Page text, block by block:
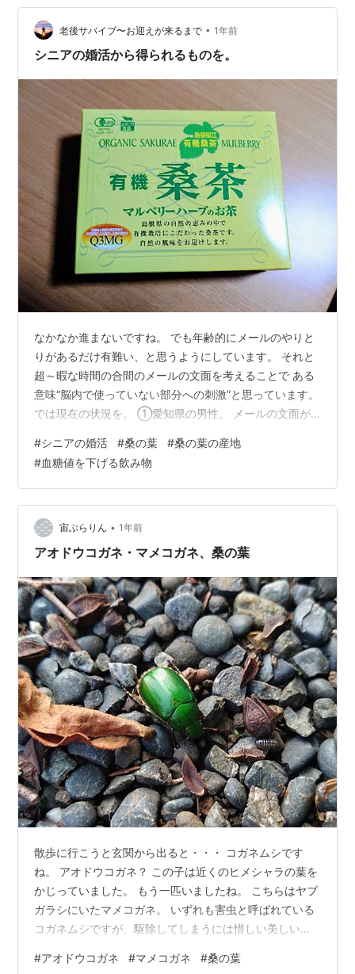
も 「美味しい」 「ゴクゴク飲める」 と高評価が続出し
ています。 ティーバッグタイプなので、お湯を注ぐだけ
で手軽に飲めるのも魅力。 ノ…
老後サバイブ〜お迎えが来るまで • 1年前
シニアの婚活から得られるものを。
なかなか進まないですね。 でも年齢的にメールのやりと
りがあるだけ有難い、と思うようにしています。 それと
超～暇な時間の合間のメールの文面を考えることで ある
意味“脳内で使っていない部分への刺激”と思っています。
では現在の状況を。 ①愛知県の男性。 メールの文面が
メールが来なくなりました。 奥手さんだったので、 「あ
なたのことが知りたい」として私のことを聞いてきませ
んでした。 とりあえずは少しずつ私からは話していたの
ですけれどね・・ 進まない。 やはり趣味や興味、好奇心
などないと見ている世界がいつも一定で同じことを繰り
返していたので、言葉が広が…
#シニアの婚活 #桑の葉 #桑の葉の産地
#血糖値を下げる飲み物
宙ぶらりん • 1年前
アオドウコガネ・マメコガネ、桑の葉
散歩に行こうと玄関から出ると・・・ コガネムシです
ね。 アオドウコガネ？ この子は近くのヒメシャラの葉を
かじっていました。 もう一匹いましたね。 こちらはヤブ
ガラシにいたマメコガネ。 いずれも害虫と呼ばれている
コガネムシですが、駆除してしまうには惜しい美しい甲
通にはえている桑の木。 葉の形は様々です。 今は養蚕も
#アオドウコガネ #マメコガネ #桑の葉